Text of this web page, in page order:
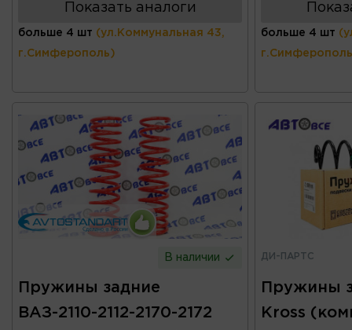
Показать аналоги
больше 4 шт (ул.Коммунальная 43,
г.Симферополь)
больше 4 шт
В наличии
Пружины задние
ВАЗ-2110-2112-2170-2172
ДИ-ПАРТС
Пружины
Kross